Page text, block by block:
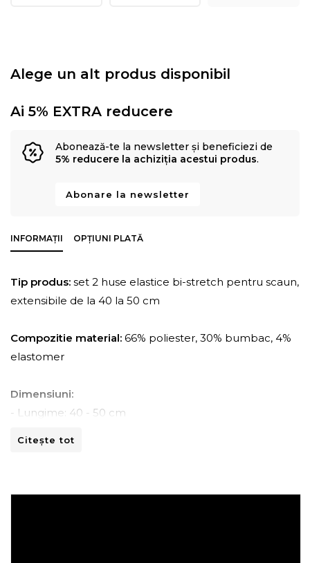
Alege un alt produs disponibil
Ai 5% EXTRA reducere
Abonează-te la newsletter și beneficiezi de
5% reducere la achiziția acestui produs.
Abonare la newsletter
INFORMAȚII OPȚIUNI PLATĂ
Tip produs: set 2 huse elastice bi-stretch pentru scaun,
extensibile de la 40 la 50 cm
Compozitie material: 66% poliester, 30% bumbac, 4%
elastomer
Dimensiuni:
- Lungime: 40 - 50 cm
Citește tot